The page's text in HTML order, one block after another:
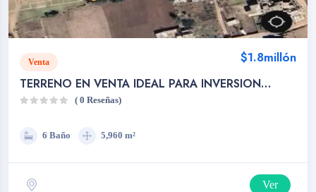
Venta $1.8millón
TERRENO EN VENTA IDEAL PARA INVERSION
QUETZALTENANGO
( 0 Reseñas)
6 Baño 5,960 m²
Ver